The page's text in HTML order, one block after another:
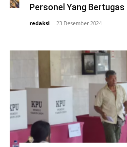
Personel Yang Bertugas
redaksi - 23 Desember 2024